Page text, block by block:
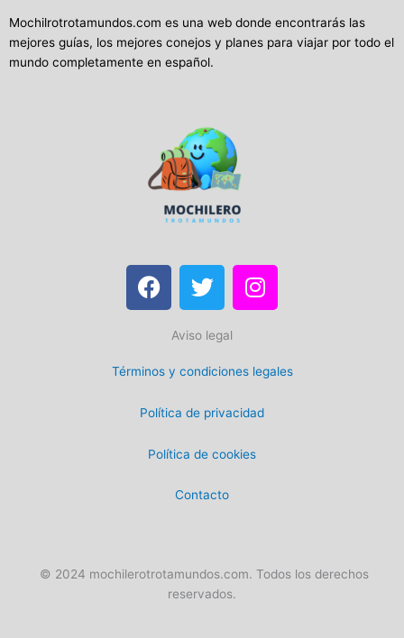
Mochilrotrotamundos.com es una web donde encontrarás las
mejores guías, los mejores conejos y planes para viajar por todo el
mundo completamente en español.
F
a
b
o
T
w
t
t
r
I
n
a
g
r
m
Aviso legal
Términos y condiciones legales
Política de privacidad
Política de cookies
Contacto
© 2024 mochilerotrotamundos.com. Todos los derechos
reservados.